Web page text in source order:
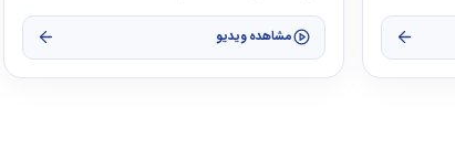
مشاهده ویدیو